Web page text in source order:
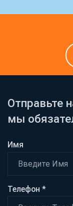
Отправьте
мы
Имя
Телефон *